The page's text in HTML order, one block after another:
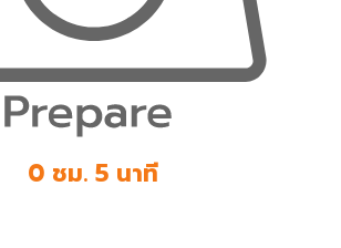
0 ชม. 5 นาที